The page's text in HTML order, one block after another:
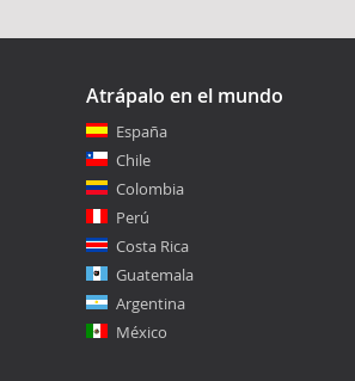
Atrápalo en el mundo
España
Chile
Colombia
Perú
Costa Rica
Guatemala
Argentina
México